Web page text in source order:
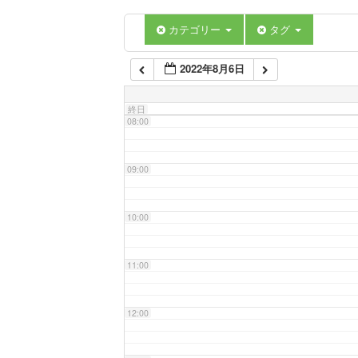
カテゴリー タグ
2022年8月6日
終日
07:00
08:00
09:00
10:00
11:00
12:00